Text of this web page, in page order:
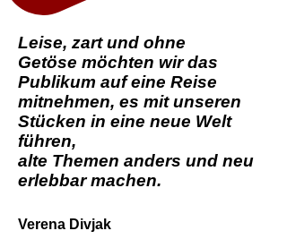
Leise, zart und ohne
Getöse möchten wir das
Publikum auf eine Reise
mitnehmen, es mit unseren
Stücken in eine neue Welt
führen,
alte Themen anders und neu
erlebbar machen.
Verena Divjak